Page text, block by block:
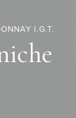
I.G.T.